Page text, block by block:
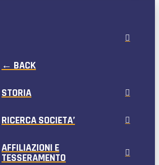
← BACK
STORIA
RICERCA SOCIETA’
AFFILIAZIONI E
TESSERAMENTO